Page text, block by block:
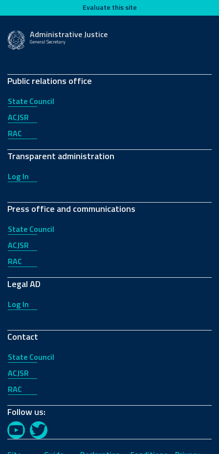
Evaluate this siteEvaluate this site
Administrative Justice
General Secretary
Public relations office
State Council
ACJSR
RAC
Transparent administration
Log In
Press office and communications
State Council
ACJSR
RAC
Legal AD
Log In
Contact
State Council
ACJSR
RAC
Follow us:
YouTubeTwitter